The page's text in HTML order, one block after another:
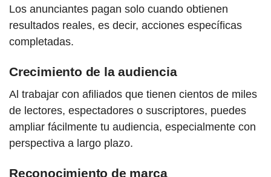
Los anunciantes pagan solo cuando obtienen
resultados reales, es decir, acciones específicas
completadas.
Crecimiento de la audiencia
Al trabajar con afiliados que tienen cientos de miles
de lectores, espectadores o suscriptores, puedes
ampliar fácilmente tu audiencia, especialmente con
perspectiva a largo plazo.
Reconocimiento de marca